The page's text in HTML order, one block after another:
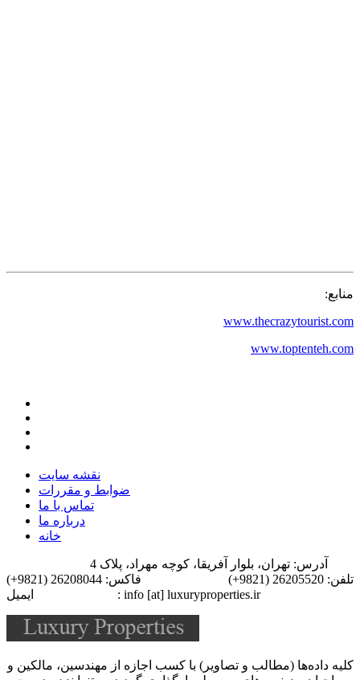
منابع:
www.thecrazytourist.com
www.toptenteh.com
نقشه سایت
ضوابط و مقررات
تماس با ما
درباره ما
خانه
آدرس: تهران، بلوار آفریقا، کوچه مهراد، پلاک 4
تلفن: 26205520 (9821+)
فاکس: 26208044 (9821+)
ایمیل: info [at] luxuryproperties.ir
کلیه داده‌ها (مطالب و تصاویر) با کسب اجازه از مهندسین، مالکین و